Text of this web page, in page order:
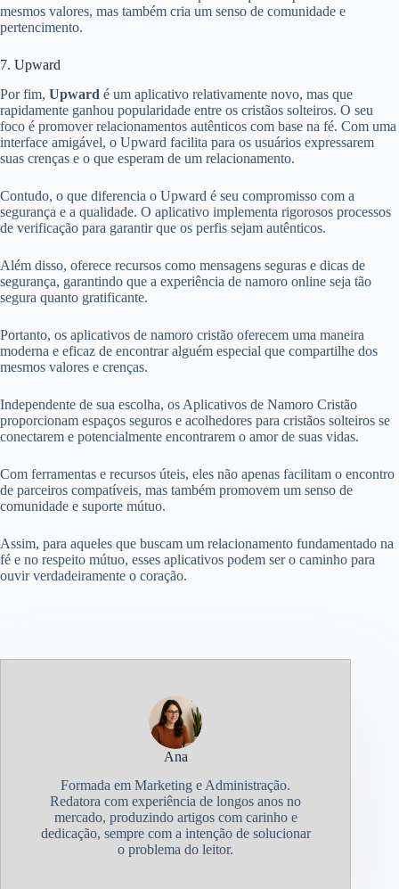
mesmos valores, mas também cria um senso de comunidade e
pertencimento.
7. Upward
Por fim, Upward é um aplicativo relativamente novo, mas que
rapidamente ganhou popularidade entre os cristãos solteiros. O seu
foco é promover relacionamentos autênticos com base na fé. Com uma
interface amigável, o Upward facilita para os usuários expressarem
suas crenças e o que esperam de um relacionamento.
Contudo, o que diferencia o Upward é seu compromisso com a
segurança e a qualidade. O aplicativo implementa rigorosos processos
de verificação para garantir que os perfis sejam autênticos.
Além disso, oferece recursos como mensagens seguras e dicas de
segurança, garantindo que a experiência de namoro online seja tão
segura quanto gratificante.
Portanto, os aplicativos de namoro cristão oferecem uma maneira
moderna e eficaz de encontrar alguém especial que compartilhe dos
mesmos valores e crenças.
Independente de sua escolha, os Aplicativos de Namoro Cristão
proporcionam espaços seguros e acolhedores para cristãos solteiros se
conectarem e potencialmente encontrarem o amor de suas vidas.
Com ferramentas e recursos úteis, eles não apenas facilitam o encontro
de parceiros compatíveis, mas também promovem um senso de
comunidade e suporte mútuo.
Assim, para aqueles que buscam um relacionamento fundamentado na
fé e no respeito mútuo, esses aplicativos podem ser o caminho para
ouvir verdadeiramente o coração.
Ana
Formada em Marketing e Administração.
Redatora com experiência de longos anos no
mercado, produzindo artigos com carinho e
dedicação, sempre com a intenção de solucionar
o problema do leitor.